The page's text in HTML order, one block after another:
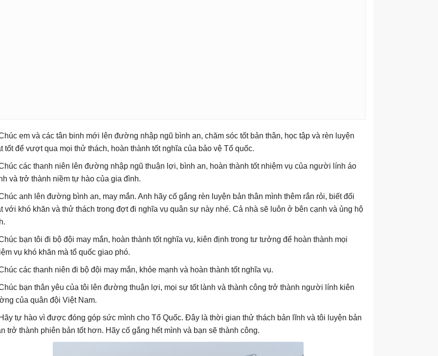
em và các tân binh mới lên đường nhập ngũ bình an, chăm sóc tốt bản thân, học tập và rèn luyện
tốt để vượt qua mọi thử thách, hoàn thành tốt nghĩa của bảo vệ Tổ quốc.
các thanh niên lên đường nhập ngũ thuận lợi, bình an, hoàn thành tốt nhiệm vụ của người lính áo
và trở thành niềm tự hào của gia đình.
anh lên đường bình an, may mắn. Anh hãy cố gắng rèn luyện bản thân mình thêm rắn rỏi, biết đối
với khó khăn và thử thách trong đợt đi nghĩa vụ quân sự này nhé. Cả nhà sẽ luôn ở bên cạnh và ủng hộ
bạn tôi đi bộ đội may mắn, hoàn thành tốt nghĩa vụ, kiên định trong tư tưởng để hoàn thành mọi
vụ khó khăn mà tổ quốc giao phó.
các thanh niên đi bộ đội may mắn, khỏe mạnh và hoàn thành tốt nghĩa vụ.
bạn thân yêu của tôi lên đường thuận lợi, mọi sự tốt lành và thành công trở thành người lính kiên
của quân đội Việt Nam.
tự hào vì được đóng góp sức mình cho Tổ Quốc. Đây là thời gian thử thách bản lĩnh và tôi luyện bản
trở thành phiên bản tốt hơn. Hãy cố gắng hết mình và bạn sẽ thành công.